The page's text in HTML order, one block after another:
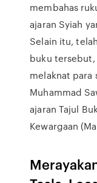
membahas
ajaran Syiah
Selain itu,
buku tersebut,
melaknat para
Muhammad
ajaran Tajul
Kewargaan